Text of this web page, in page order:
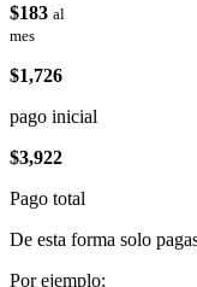
$183 al
mes
$1,726
pago inicial
$3,922
Pago total
De esta forma solo
Por ejemplo: